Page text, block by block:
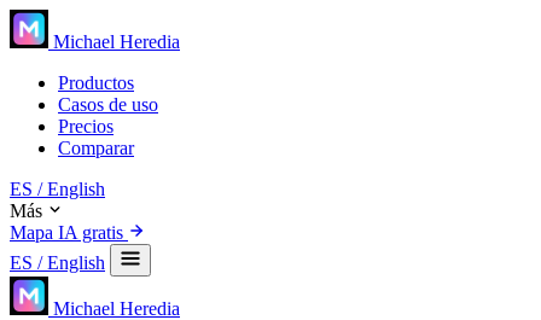
Michael Heredia
Productos
Casos de uso
Precios
Comparar
ES / English
Más
Mapa IA gratis
ES / English
Michael Heredia